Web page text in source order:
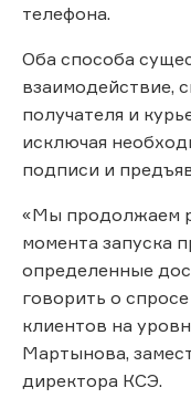
телефона.
Оба способа
взаимодействие,
получателя и
исключая
подписи и
«Мы продолжаем
момента запуска
определенные
говорить о
клиентов на
Мартынова,
директора КСЭ.